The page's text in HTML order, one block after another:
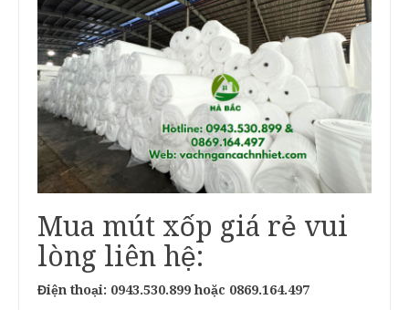
Mua mút xốp giá rẻ vui
lòng liên hệ:
Điện thoại: 0943.530.899 hoặc 0869.164.497